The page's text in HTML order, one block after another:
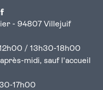
- 94807 Villejuif
/ 13h30-18h00
midi, sauf l'accueil
17h00